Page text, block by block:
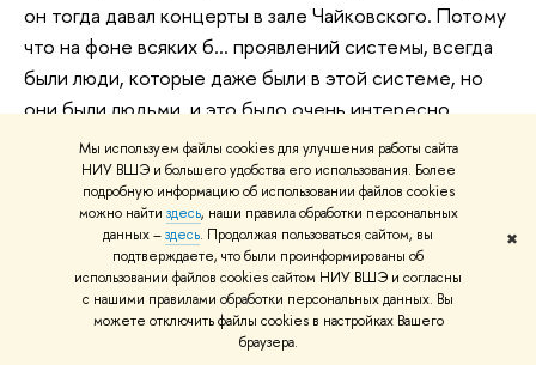
Мы используем файлы cookies для улучшения работы сайта
НИУ ВШЭ и большего удобства его использования. Более
подробную информацию об использовании файлов cookies
можно найти здесь, наши правила обработки персональных
данных –здесь. Продолжая пользоваться сайтом, вы
подтверждаете, что были проинформированы об
использовании файлов cookies сайтом НИУ ВШЭ и согласны
с нашими правилами обработки персональных данных. Вы
можете отключить файлы cookies в настройках Вашего
браузера.
✖
он тогда давал концерты в зале Чайковского. Потому
что на фоне всяких б… проявлений системы, всегда
были люди, которые даже были в этой системе, но
они были людьми, и это было очень интересно.
Володина семья она очень много мне дала в этом
смысле.
Е.С. А как случилось, что ты обратил внимание на
песни Галича?
Ч. На песни Галича я обратил внимание, когда был на
3-м курсе. Я же жил в общаге, а в общаге происходит
черт знает что, и туда принесли диктофончик, или я